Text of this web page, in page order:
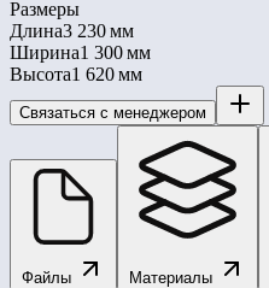
Размеры
Длина3 230 мм
Ширина1 300 мм
Высота1 620 мм
Связаться с менеджером
Файлы Материалы